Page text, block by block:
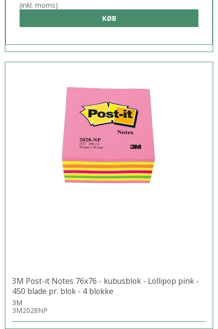
(inkl. moms)
KØB
3M Post-it Notes 76x76 - kubusblok - Lollipop pink -
450 blade pr. blok - 4 blokke
3M
3M2028NP